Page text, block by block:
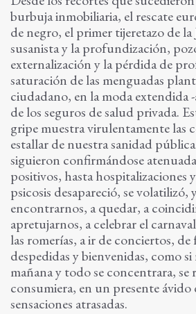
burbuja inmobiliaria, el rescate
de negro, el primer tijeretazo de
susanista y la profundización,
externalización y la pérdida de
saturación de las menguadas
ciudadano, en la moda extendida
de los seguros de salud privada.
gripe muestra virulentamente las
estallar de nuestra sanidad
siguieron confirmándose
positivos, hasta hospitalizaciones
psicosis desapareció, se volatilizó,
encontrarnos, a quedar, a
apretujarnos, a celebrar el
las romerías, a ir de conciertos, de
despedidas y bienvenidas, como
mañana y todo se concentrara, se
consumiera, en un presente ávido
sensaciones atrasadas.